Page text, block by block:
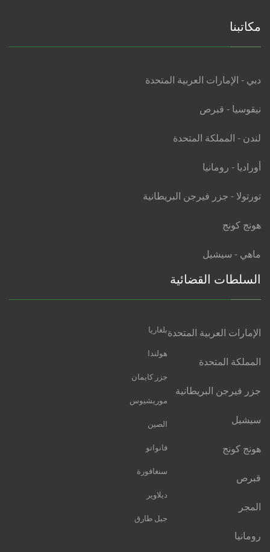
مكاتبنا
دبي - الإمارات العربية المتحدة
نيقوسيا - قبرص
لندن - المملكة المتحدة
أوراديا - رومانيا
تورتولا - جزر فيرجن البريطانية
هونج كونج
ماهي - سيشيل
السلطات القضائية
الإمارات العربية المتحدة
المملكة المتحدة
جزر فيرجن البريطانية
سيشيل
هونج كونج
قبرص
المجر
رومانيا
بلغاريا
هولندا
جزر كايمان
موريشيوس
الصين
فانواتو
سنغافورة
ديلاوير
جبل طارق